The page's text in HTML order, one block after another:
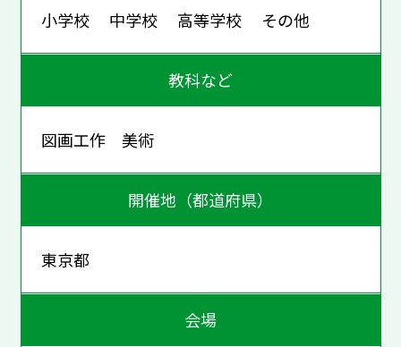
小学校 中学校 高等学校 その他
教科など
図画工作 美術
開催地（都道府県）
東京都
会場